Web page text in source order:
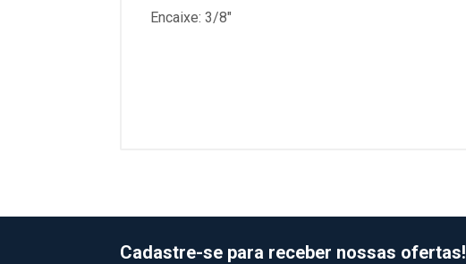
Encaixe: 3/8"
Cadastre-se para receber nossas ofertas!